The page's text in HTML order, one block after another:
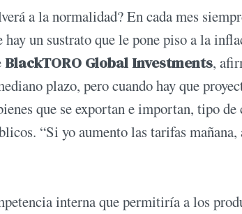
a la normalidad? En cada mes
un sustrato que le pone piso a la
BlackTORO Global Investments,
plazo, pero cuando hay que
que se exportan e importan, tipo de
“Si yo aumento las tarifas
interna que permitiría a los